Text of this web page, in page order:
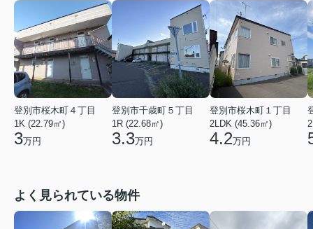
登別市桜木町４丁目
1K (22.79㎡)
3万円
登別市千歳町５丁目
1R (22.68㎡)
3.3万円
登別市桜木町１丁目
2LDK (45.36㎡)
4.2万円
よく見られている物件